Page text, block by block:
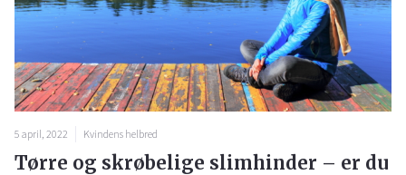
5 april, 2022 Kvindens helbred
Tørre og skrøbelige slimhinder – er du